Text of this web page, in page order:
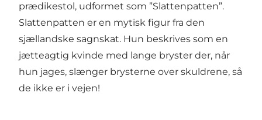
prædikestol, udformet som ”Slattenpatten”.
Slattenpatten er en mytisk figur fra den
sjællandske sagnskat. Hun beskrives som en
jætteagtig kvinde med lange bryster der, når
hun jages, slænger brysterne over skuldrene, så
de ikke er i vejen!